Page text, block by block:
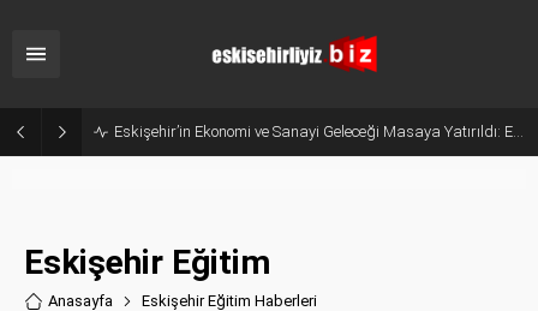
Belçika’dan Eskişehir’e Ticaret Köprüsü: Belediye Başkanı Emir Kır MÜSİAD’ı Ziyaret Etti
Eskişehir Eğitim
Anasayfa Eskişehir Eğitim Haberleri